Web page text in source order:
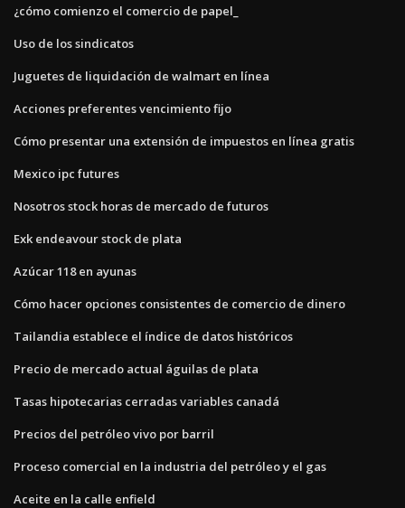
¿cómo comienzo el comercio de papel_
Uso de los sindicatos
Juguetes de liquidación de walmart en línea
Acciones preferentes vencimiento fijo
Cómo presentar una extensión de impuestos en línea gratis
Mexico ipc futures
Nosotros stock horas de mercado de futuros
Exk endeavour stock de plata
Azúcar 118 en ayunas
Cómo hacer opciones consistentes de comercio de dinero
Tailandia establece el índice de datos históricos
Precio de mercado actual águilas de plata
Tasas hipotecarias cerradas variables canadá
Precios del petróleo vivo por barril
Proceso comercial en la industria del petróleo y el gas
Aceite en la calle enfield